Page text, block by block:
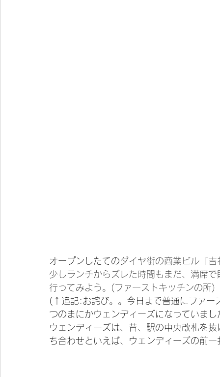
オープンしたてのダイヤ街の商業ビル「
少しランチからズレた時間もまだ、満席
行ってみよう。(ファーストキッチンの所)
(↑追記:お詫び。。今日まで普通にファー
つのまにかウェンディーズになっていま
ウェンディーズは、昔、駅の中央改札を
ち合わせといえば、ウェンディーズの前